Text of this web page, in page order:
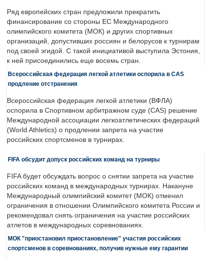
Ряд европейских стран предложили прекратить
финансирование со стороны ЕС Международного
олимпийского комитета (МОК) и других спортивных
организаций, допустивших россиян и белорусов к турнирам
под своей эгидой. С такой инициативой выступила Эстония,
к ней присоединились еще восемь стран.
Всероссийская федерация легкой атлетики оспорила в CAS
продление отстранения
Всероссийская федерация легкой атлетики (ВФЛА)
оспорила в Спортивном арбитражном суде (CAS) решение
Международной ассоциации легкоатлетических федераций
(World Athletics) о продлении запрета на участие
российских спортсменов в турнирах.
FIFA обсудит допуск российских команд на турниры
FIFA будет обсуждать вопрос о снятии запрета на участие
российских команд в международных турнирах. Накануне
Международный олимпийский комитет (МОК) отменил
ограничения в отношении Олимпийского комитета России и
рекомендовал снять ограничения на участие российских
атлетов в международных соревнованиях.
МОК "приостановил приостановление" участия российских
спортсменов в соревнованиях, получив нужные ему гарантии